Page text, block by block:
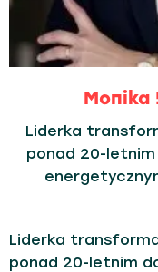
Monika
Liderka
ponad 20-
Liderka
ponad 20-letnim